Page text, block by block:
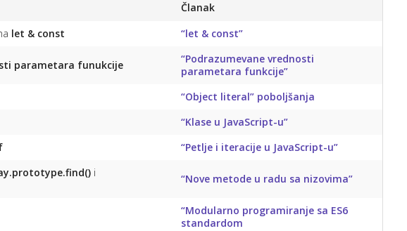
Članak
let & const “let & const”
parametara funukcije
“Podrazumevane vrednosti
parametara funkcije”
“Object literal” poboljšanja
“Klase u JavaScript-u”
“Petlje i iteracije u JavaScript-u”
i
“Nove metode u radu sa nizovima”
“Modularno programiranje sa ES6
standardom